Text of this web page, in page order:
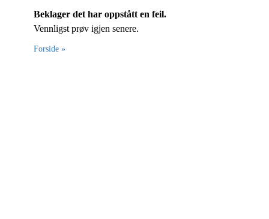
Beklager det har oppstått en feil.
Vennligst prøv igjen senere.
Forside »